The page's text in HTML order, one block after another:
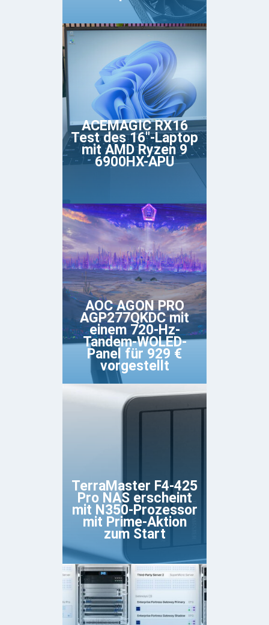
ACEMAGIC RX16
Test des 16"-Laptop
mit AMD Ryzen 9
6900HX-APU
AOC AGON PRO
AGP277QKDC mit
einem 720-Hz-
Tandem-WOLED-
Panel für 929 €
vorgestellt
TerraMaster F4-425
Pro NAS erscheint
mit N350-Prozessor
mit Prime-Aktion
zum Start